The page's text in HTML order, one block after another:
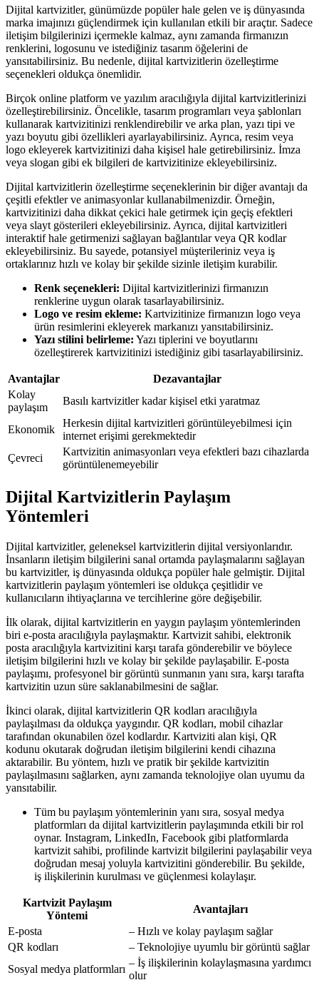
Dijital kartvizitler, günümüzde popüler hale gelen ve iş dünyasında
marka imajınızı güçlendirmek için kullanılan etkili bir araçtır. Sadece
iletişim bilgilerinizi içermekle kalmaz, aynı zamanda firmanızın
renklerini, logosunu ve istediğiniz tasarım öğelerini de
yansıtabilirsiniz. Bu nedenle, dijital kartvizitlerin özelleştirme
seçenekleri oldukça önemlidir.
Birçok online platform ve yazılım aracılığıyla dijital kartvizitlerinizi
özelleştirebilirsiniz. Öncelikle, tasarım programları veya şablonları
kullanarak kartvizitinizi renklendirebilir ve arka plan, yazı tipi ve
yazı boyutu gibi özellikleri ayarlayabilirsiniz. Ayrıca, resim veya
logo ekleyerek kartvizitinizi daha kişisel hale getirebilirsiniz. İmza
veya slogan gibi ek bilgileri de kartvizitinize ekleyebilirsiniz.
Dijital kartvizitlerin özelleştirme seçeneklerinin bir diğer avantajı da
çeşitli efektler ve animasyonlar kullanabilmenizdir. Örneğin,
kartvizitinizi daha dikkat çekici hale getirmek için geçiş efektleri
veya slayt gösterileri ekleyebilirsiniz. Ayrıca, dijital kartvizitleri
interaktif hale getirmenizi sağlayan bağlantılar veya QR kodlar
ekleyebilirsiniz. Bu sayede, potansiyel müşterileriniz veya iş
ortaklarınız hızlı ve kolay bir şekilde sizinle iletişim kurabilir.
Renk seçenekleri: Dijital kartvizitlerinizi firmanızın
renklerine uygun olarak tasarlayabilirsiniz.
Logo ve resim ekleme: Kartvizitinize firmanızın logo veya
ürün resimlerini ekleyerek markanızı yansıtabilirsiniz.
Yazı stilini belirleme: Yazı tiplerini ve boyutlarını
özelleştirerek kartvizitinizi istediğiniz gibi tasarlayabilirsiniz.
Avantajlar
Dezavantajlar
Kolay
paylaşım
Basılı kartvizitler kadar kişisel etki yaratmaz
Ekonomik
Herkesin dijital kartvizitleri görüntüleyebilmesi için
internet erişimi gerekmektedir
Çevreci
Kartvizitin animasyonları veya efektleri bazı cihazlarda
görüntülenemeyebilir
Dijital Kartvizitlerin Paylaşım
Yöntemleri
Dijital kartvizitler, geleneksel kartvizitlerin dijital versiyonlarıdır.
İnsanların iletişim bilgilerini sanal ortamda paylaşmalarını sağlayan
bu kartvizitler, iş dünyasında oldukça popüler hale gelmiştir. Dijital
kartvizitlerin paylaşım yöntemleri ise oldukça çeşitlidir ve
kullanıcıların ihtiyaçlarına ve tercihlerine göre değişebilir.
İlk olarak, dijital kartvizitlerin en yaygın paylaşım yöntemlerinden
biri e-posta aracılığıyla paylaşmaktır. Kartvizit sahibi, elektronik
posta aracılığıyla kartvizitini karşı tarafa gönderebilir ve böylece
iletişim bilgilerini hızlı ve kolay bir şekilde paylaşabilir. E-posta
paylaşımı, profesyonel bir görüntü sunmanın yanı sıra, karşı tarafta
kartvizitin uzun süre saklanabilmesini de sağlar.
İkinci olarak, dijital kartvizitlerin QR kodları aracılığıyla
paylaşılması da oldukça yaygındır. QR kodları, mobil cihazlar
tarafından okunabilen özel kodlardır. Kartviziti alan kişi, QR
kodunu okutarak doğrudan iletişim bilgilerini kendi cihazına
aktarabilir. Bu yöntem, hızlı ve pratik bir şekilde kartvizitin
paylaşılmasını sağlarken, aynı zamanda teknolojiye olan uyumu da
yansıtabilir.
Tüm bu paylaşım yöntemlerinin yanı sıra, sosyal medya
platformları da dijital kartvizitlerin paylaşımında etkili bir rol
oynar. Instagram, LinkedIn, Facebook gibi platformlarda
kartvizit sahibi, profilinde kartvizit bilgilerini paylaşabilir veya
doğrudan mesaj yoluyla kartvizitini gönderebilir. Bu şekilde,
iş ilişkilerinin kurulması ve güçlenmesi kolaylaşır.
Kartvizit Paylaşım
Yöntemi
Avantajları
E-posta
– Hızlı ve kolay paylaşım sağlar
QR kodları
– Teknolojiye uyumlu bir görüntü sağlar
Sosyal medya platformları
– İş ilişkilerinin kolaylaşmasına yardımcı
olur